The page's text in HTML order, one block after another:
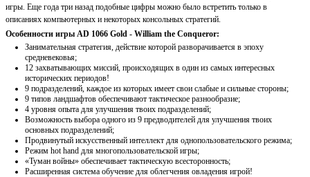
игры. Еще года три назад подобные цифры можно было встретить только в
описаниях компьютерных и некоторых консольных стратегий.
Особенности игры AD 1066 Gold - William the Conqueror:
Занимательная стратегия, действие которой разворачивается в эпоху
средневековья;
12 захватывающих миссий, происходящих в один из самых интересных
исторических периодов!
9 подразделений, каждое из которых имеет свои слабые и сильные стороны;
9 типов ландшафтов обеспечивают тактическое разнообразие;
4 уровня опыта для улучшения твоих подразделений;
Возможность выбора одного из 9 предводителей для улучшения твоих
основных подразделений;
Продвинутый искусственный интеллект для однопользовательского режима;
Режим hot hand для многопользовательской игры;
«Туман войны» обеспечивает тактическую всесторонность;
Расширенная система обучение для облегчения овладения игрой!